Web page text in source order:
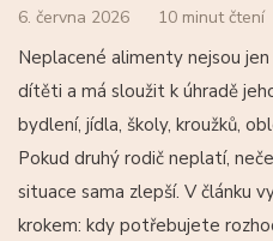
6. června 2026 10 minut čtení
Neplacené alimenty nejsou
dítěti a má sloužit k úhradě
bydlení, jídla, školy, kroužků,
Pokud druhý rodič neplatí,
situace sama zlepší. V článku
krokem: kdy potřebujete